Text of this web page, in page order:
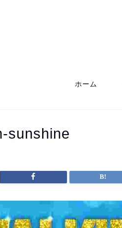
ホーム
sunshine